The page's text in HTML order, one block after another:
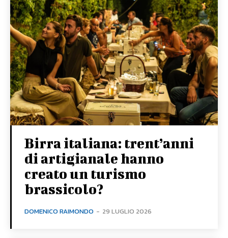
Birra italiana: trent’anni
di artigianale hanno
creato un turismo
brassicolo?
DOMENICO RAIMONDO - 29 LUGLIO 2026